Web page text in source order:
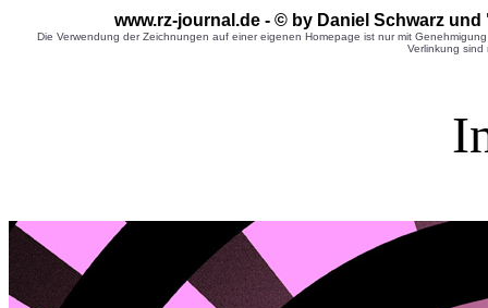
www.rz-journal.de - © by Daniel Schwarz
Die Verwendung der Zeichnungen auf einer eigenen Homepage ist nur mit
Verlinkung sind